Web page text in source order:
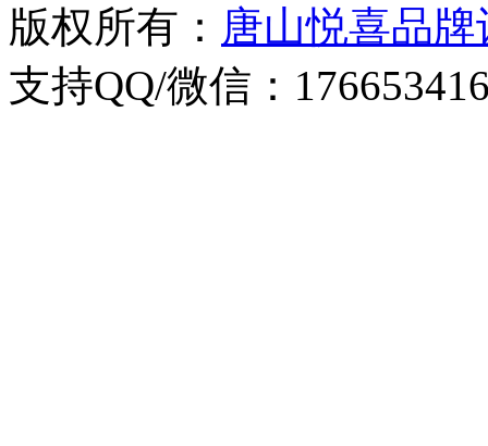
版权所有： 唐山悦喜品
支持QQ/微信：